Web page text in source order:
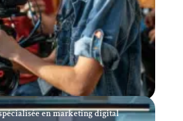
en marketing digital